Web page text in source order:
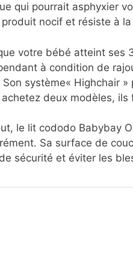
qui pourrait asphyxier
produit nocif et résiste à
votre bébé atteint ses
à condition de
Son système« Highchair »
deux modèles,
le lit cododo Babybay
Sa surface de
sécurité et éviter les